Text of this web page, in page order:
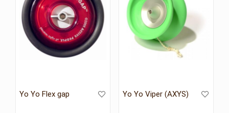
Yo Yo Flex gap Yo Yo Viper (AXYS)